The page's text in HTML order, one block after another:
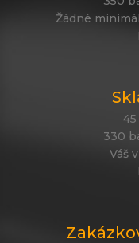
Žádné
330
Váš